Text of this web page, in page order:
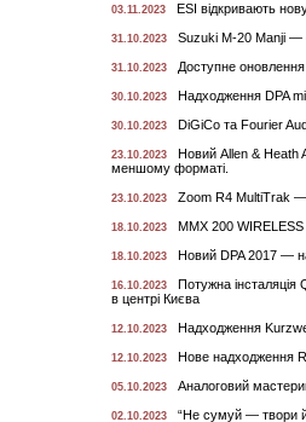
03.11.2023 ESI відкривають
31.10.2023 Suzuki M-20 Manji —
31.10.2023 Доступне оновлення
30.10.2023 Надходження DPA
30.10.2023 DiGiCo та Fourier
23.10.2023
Новий Allen & Heath
меншому форматі.
23.10.2023 Zoom R4 MultiTrak —
18.10.2023 MMX 200
18.10.2023 Новий DPA 2017 —
16.10.2023
Потужна інсталяція
в центрі Києва
12.10.2023 Надходження
12.10.2023 Нове надходження
05.10.2023 Аналоговий
02.10.2023 “Не сумуй — твори